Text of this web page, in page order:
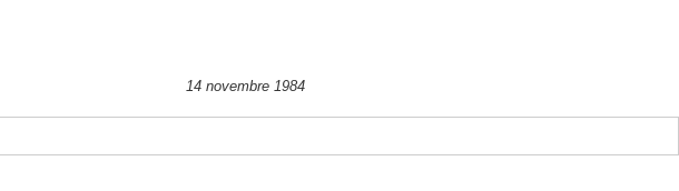
14 novembre 1984